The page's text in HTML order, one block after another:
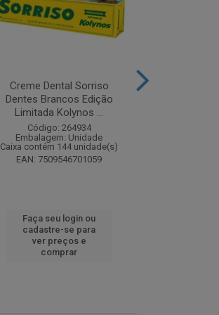
Creme Dental Sorriso
Dentes Brancos Edição
Limitada Kolynos ...
Código: 264934
Embalagem: Unidade
Caixa contém 144 unidade(s)
EAN: 7509546701059
Faça seu login ou
cadastre-se para
ver preços e
comprar